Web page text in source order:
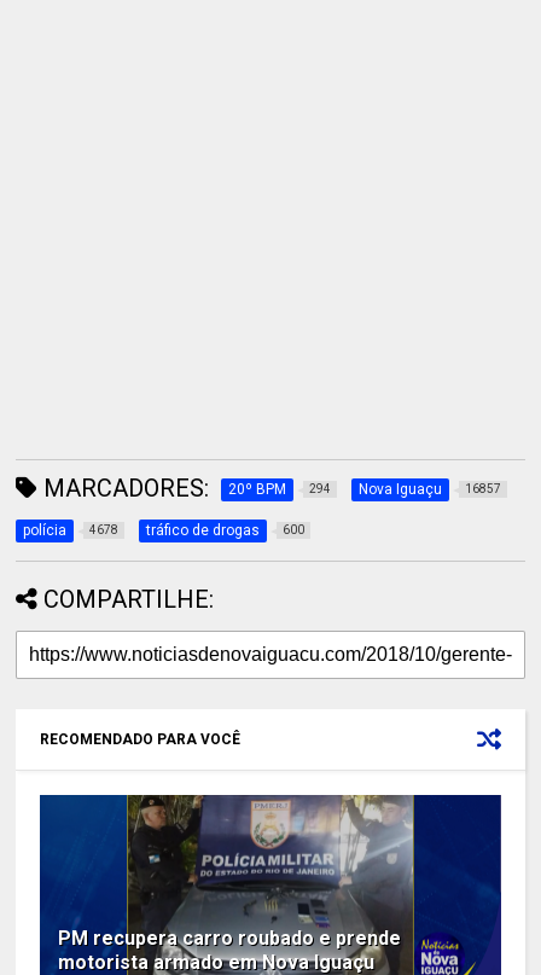
MARCADORES: 20º BPM 294 Nova Iguaçu 16857
polícia 4678 tráfico de drogas 600
COMPARTILHE:
RECOMENDADO PARA VOCÊ
PM recupera carro roubado e prende
motorista armado em Nova Iguaçu